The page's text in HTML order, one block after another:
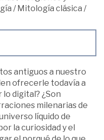
/Mitología clásica /
antiguos a nuestro
ofrecerle todavía a
digital? ¿Son
milenarias de
líquido de
la curiosidad y el